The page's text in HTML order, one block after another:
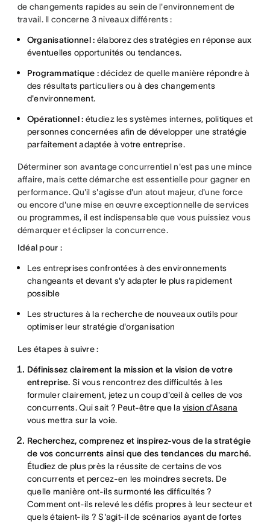
de changements rapides au sein de l'environnement de
travail. Il concerne 3 niveaux différents :
Organisationnel : élaborez des stratégies en réponse aux
éventuelles opportunités ou tendances.
Programmatique :décidez de quelle manière répondre à
des résultats particuliers ou à des changements
d'environnement.
Opérationnel : étudiez les systèmes internes, politiques et
personnes concernées afin de développer une stratégie
parfaitement adaptée à votre entreprise.
Déterminer son avantage concurrentiel n'est pas une mince
affaire, mais cette démarche est essentielle pour gagner en
performance. Qu'il s'agisse d'un atout majeur, d'une force
ou encore d'une mise en œuvre exceptionnelle de services
ou programmes, il est indispensable que vous puissiez vous
démarquer et éclipser la concurrence.
Idéal pour :
Les entreprises confrontées à des environnements
changeants et devant s'y adapter le plus rapidement
possible
Les structures à la recherche de nouveaux outils pour
optimiser leur stratégie d'organisation
Les étapes à suivre :
Définissez clairement la mission et la vision de votre
entreprise. Si vous rencontrez des difficultés à les
formuler clairement, jetez un coup d'œil à celles de vos
concurrents. Qui sait ? Peut-être que lavision d'Asana
vous mettra sur la voie.
Recherchez, comprenez et inspirez-vous de la stratégie
de vos concurrents ainsi que des tendances du marché.
Étudiez de plus près la réussite de certains de vos
concurrents et percez-en les moindres secrets. De
quelle manière ont-ils surmonté les difficultés ?
Comment ont-ils relevé les défis propres à leur secteur et
quels étaient-ils ? S'agit-il de scénarios ayant de fortes